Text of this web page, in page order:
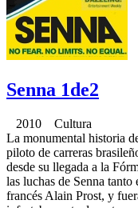
Senna 1de2
2010 Cultura
La monumental historia
piloto de carreras
desde su llegada a la
las luchas de Senna tanto
francés Alain Prost, y